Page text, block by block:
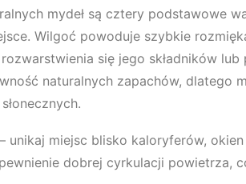
mydeł są cztery podstawowe
Wilgoć powoduje szybkie
się jego składników lub
naturalnych zapachów, dlatego
unikaj miejsc blisko kaloryferów,
dobrej cyrkulacji powietrza,